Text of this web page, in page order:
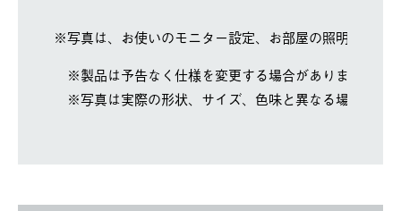
※写真は、お使いのモニター設定、お部屋の照明等によ
※製品は予告なく仕様を変更する場合があります。
※写真は実際の形状、サイズ、色味と異なる場合があ